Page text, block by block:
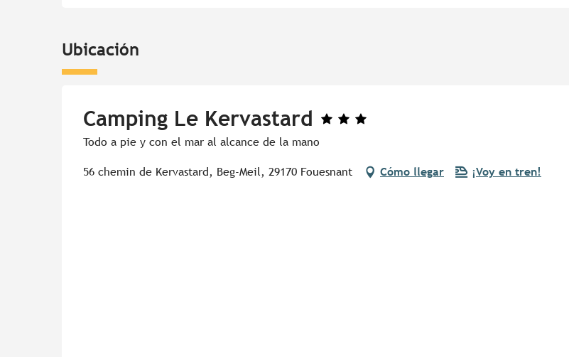
Ubicación
Camping Le Kervastard
Todo a pie y con el mar al alcance de la mano
56 chemin de Kervastard, Beg-Meil, 29170 Fouesnant Cómo llegar ¡Voy en tren!